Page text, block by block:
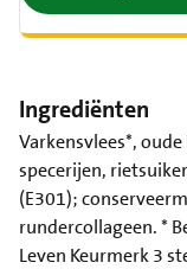
Ingrediënten
Varkensvlees*,
specerijen,
(E301);
rundercollageen. *
Leven Keurmerk 3